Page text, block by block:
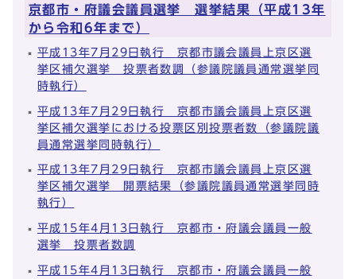
京都市・府議会議員選挙 選挙結果（平成13年
から令和6年まで）
平成13年7月29日執行 京都市議会議員上京区選
挙区補欠選挙 投票者数調（参議院議員通常選挙同
時執行）
平成13年7月29日執行 京都市議会議員上京区選
挙区補欠選挙における投票区別投票者数（参議院議
員通常選挙同時執行）
平成13年7月29日執行 京都市議会議員上京区選
挙区補欠選挙 開票結果（参議院議員通常選挙同時
執行）
平成15年4月13日執行 京都市・府議会議員一般
選挙 投票者数調
平成15年4月13日執行 京都市・府議会議員一般